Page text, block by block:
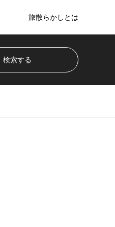
旅散らかしとは